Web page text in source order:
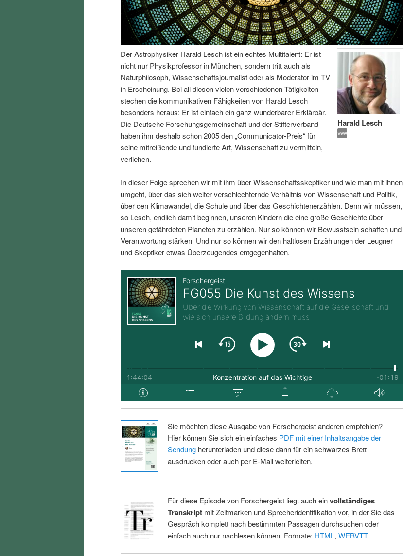
I
h
a
t
s
p
r
i
n
g
e
n
e
I
n
a
l
t
s
p
r
i
n
g
Harald Lesch
Der Astrophysiker Harald Lesch ist ein echtes Multitalent: Er ist
nicht nur Physikprofessor in München, sondern tritt auch als
Naturphilosoph, Wissenschaftsjournalist oder als Moderator im TV
in Erscheinung. Bei all diesen vielen verschiedenen Tätigkeiten
stechen die kommunikativen Fähigkeiten von Harald Lesch
besonders heraus: Er ist einfach ein ganz wunderbarer Erklärbär.
Die Deutsche Forschungsgemeinschaft und der Stifterverband
haben ihm deshalb schon 2005 den „Communicator-Preis“ für
seine mitreißende und fundierte Art, Wissenschaft zu vermitteln,
verliehen.
In dieser Folge sprechen wir mit ihm über Wissenschaftsskeptiker und wie man mit ihnen
umgeht, über das sich weiter verschlechternde Verhältnis von Wissenschaft und Politik,
über den Klimawandel, die Schule und über das Geschichtenerzählen. Denn wir müssen,
so Lesch, endlich damit beginnen, unseren Kindern die eine große Geschichte über
unseren gefährdeten Planeten zu erzählen. Nur so können wir Bewusstsein schaffen und
Verantwortung stärken. Und nur so können wir den haltlosen Erzählungen der Leugner
und Skeptiker etwas Überzeugendes entgegenhalten.
Sie möchten diese Ausgabe von Forschergeist anderen empfehlen?
Hier können Sie sich ein einfaches PDF mit einer Inhaltsangabe der
Sendungherunterladen und diese dann für ein schwarzes Brett
ausdrucken oder auch per E-Mail weiterleiten.
Für diese Episode von Forschergeist liegt auch einvollständiges
Transkriptmit Zeitmarken und Sprecheridentifikation vor, in der Sie das
Gespräch komplett nach bestimmten Passagen durchsuchen oder
einfach auch nur nachlesen können. Formate: HTML, WEBVTT.